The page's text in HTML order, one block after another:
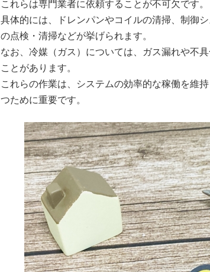
これらは専門業者に依頼することが不可欠です。
具体的には、ドレンパンやコイルの清掃、制御
の点検・清掃などが挙げられます。
なお、冷媒（ガス）については、ガス漏れや不
ことがあります。
これらの作業は、システムの効率的な稼働を維
つために重要です。